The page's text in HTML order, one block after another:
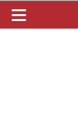
Toggle
navigation